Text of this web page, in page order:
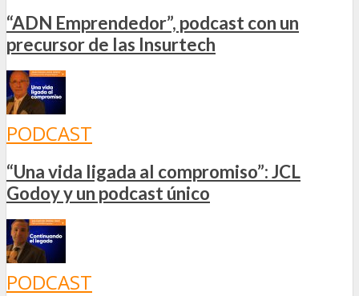
“ADN Emprendedor”, podcast con un
precursor de las Insurtech
PODCAST
“Una vida ligada al compromiso”: JCL
Godoy y un podcast único
PODCAST